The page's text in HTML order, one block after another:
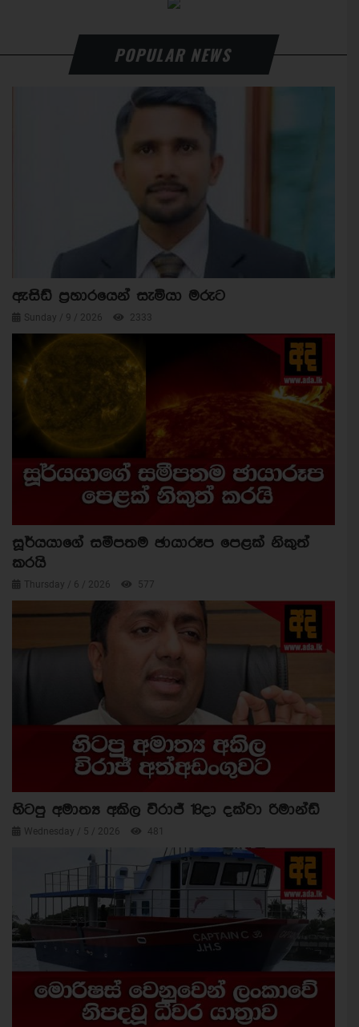
POPULAR NEWS
ඇසිඩ් ප්‍රහාරයෙන් සැමියා මරුට
Sunday / 9 / 2026 2333
සූර්යයාගේ සමීපතම ඡායාරූප පෙළක් නිකුත්
කරයි
Thursday / 6 / 2026 577
හිටපු අමාත්‍ය අකිල විරාජ් 18දා දක්වා රිමාන්ඩ්
Wednesday / 5 / 2026 481